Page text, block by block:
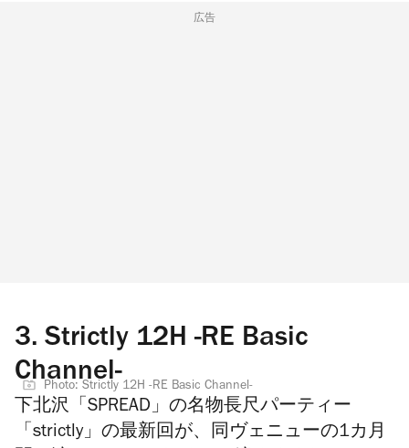
広告
3. Strictly 12H -RE Basic
Channel-
Photo: Strictly 12H -RE Basic Channel-
下北沢「SPREAD」の名物長尺パーティー
「strictly」の最新回が、同ヴェニューの1カ月